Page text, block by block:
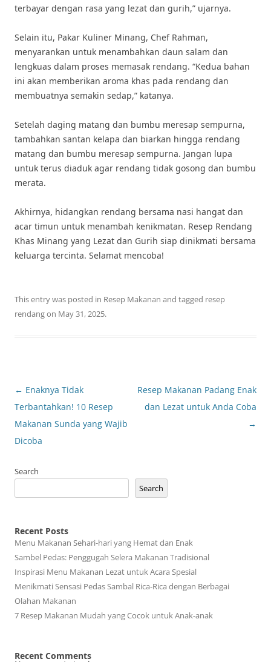
terbayar dengan rasa yang lezat dan gurih,” ujarnya.
Selain itu, Pakar Kuliner Minang, Chef Rahman,
menyarankan untuk menambahkan daun salam dan
lengkuas dalam proses memasak rendang. “Kedua bahan
ini akan memberikan aroma khas pada rendang dan
membuatnya semakin sedap,” katanya.
Setelah daging matang dan bumbu meresap sempurna,
tambahkan santan kelapa dan biarkan hingga rendang
matang dan bumbu meresap sempurna. Jangan lupa
untuk terus diaduk agar rendang tidak gosong dan bumbu
merata.
Akhirnya, hidangkan rendang bersama nasi hangat dan
acar timun untuk menambah kenikmatan. Resep Rendang
Khas Minang yang Lezat dan Gurih siap dinikmati bersama
keluarga tercinta. Selamat mencoba!
This entry was posted in Resep Makanan and tagged resep
rendangon May 31, 2025.
Post
navigation
← Enaknya Tidak
Terbantahkan! 10 Resep
Makanan Sunda yang Wajib
Dicoba
Resep Makanan Padang Enak
dan Lezat untuk Anda Coba
→
Search
Search
Recent Posts
Menu Makanan Sehari-hari yang Hemat dan Enak
Sambel Pedas: Penggugah Selera Makanan Tradisional
Inspirasi Menu Makanan Lezat untuk Acara Spesial
Menikmati Sensasi Pedas Sambal Rica-Rica dengan Berbagai
Olahan Makanan
7 Resep Makanan Mudah yang Cocok untuk Anak-anak
Recent Comments